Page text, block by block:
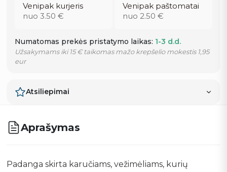
Venipak kurjeris
nuo 3.50 €
Venipak paštomatai
nuo 2.50 €
Numatomas prekės pristatymo laikas: 1-3 d.d.
Užsakymams iki 15 € taikomas mažo krepšelio mokestis 1,95
eur
Atsiliepimai
Aprašymas
Padanga skirta karučiams, vežimėliams, kurių